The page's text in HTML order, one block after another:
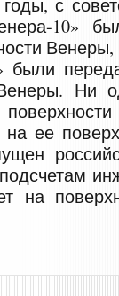
с
10»
Венеры,
были
Ни
ее
на